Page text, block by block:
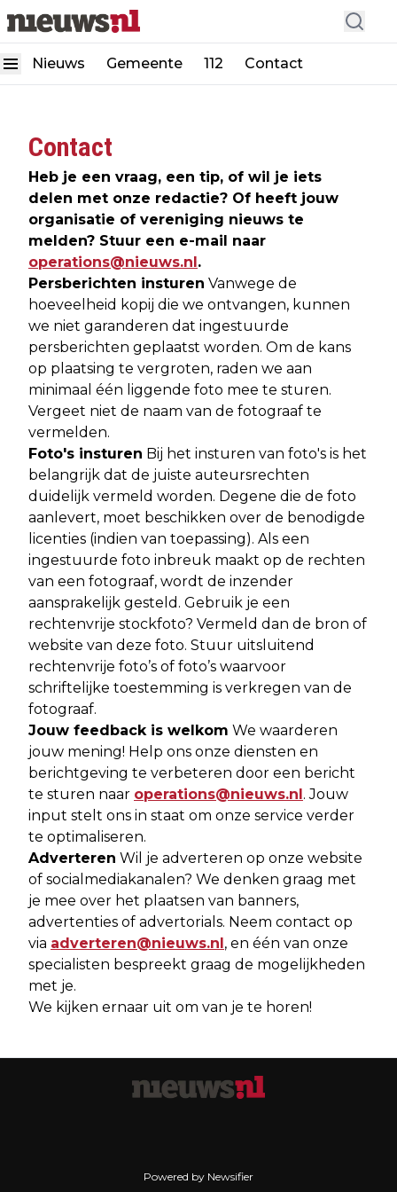
Nieuws Gemeente 112 Contact
Contact
Heb je een vraag, een tip, of wil je iets
delen met onze redactie? Of heeft jouw
organisatie of vereniging nieuws te
melden? Stuur een e-mail naar
operations@nieuws.nl.
Persberichten insturen Vanwege de
hoeveelheid kopij die we ontvangen, kunnen
we niet garanderen dat ingestuurde
persberichten geplaatst worden. Om de kans
op plaatsing te vergroten, raden we aan
minimaal één liggende foto mee te sturen.
Vergeet niet de naam van de fotograaf te
vermelden.
Foto's insturen Bij het insturen van foto's is het
belangrijk dat de juiste auteursrechten
duidelijk vermeld worden. Degene die de foto
aanlevert, moet beschikken over de benodigde
licenties (indien van toepassing). Als een
ingestuurde foto inbreuk maakt op de rechten
van een fotograaf, wordt de inzender
aansprakelijk gesteld. Gebruik je een
rechtenvrije stockfoto? Vermeld dan de bron of
website van deze foto. Stuur uitsluitend
rechtenvrije foto’s of foto’s waarvoor
schriftelijke toestemming is verkregen van de
fotograaf.
Jouw feedback is welkom We waarderen
jouw mening! Help ons onze diensten en
berichtgeving te verbeteren door een bericht
te sturen naar operations@nieuws.nl. Jouw
input stelt ons in staat om onze service verder
te optimaliseren.
Adverteren Wil je adverteren op onze website
of socialmediakanalen? We denken graag met
je mee over het plaatsen van banners,
advertenties of advertorials. Neem contact op
via adverteren@nieuws.nl, en één van onze
specialisten bespreekt graag de mogelijkheden
met je.
We kijken ernaar uit om van je te horen!
Powered by Newsifier